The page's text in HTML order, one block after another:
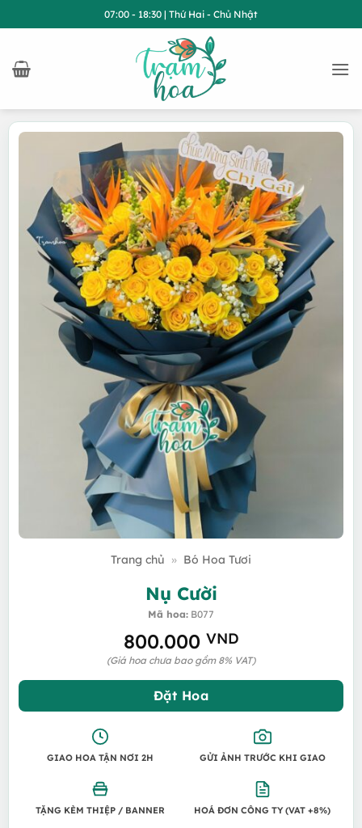
qua
dung
07:00 - 18:30 | Thứ Hai - Chủ Nhật
Trang chủ » Bó Hoa Tươi
Nụ Cười
Mã hoa: B077
800.000 VND
(Giá hoa chưa bao gồm 8% VAT)
Đặt Hoa
GIAO HOA TẬN NƠI 2H GỬI ẢNH TRƯỚC KHI GIAO
TẶNG KÈM THIỆP / BANNER HOÁ ĐƠN CÔNG TY (VAT +8%)